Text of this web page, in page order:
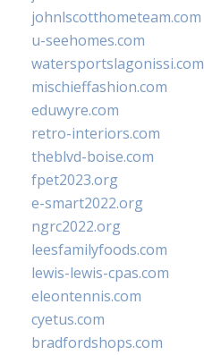
johnlscotthometeam.com
u-seehomes.com
watersportslagonissi.com
mischieffashion.com
eduwyre.com
retro-interiors.com
theblvd-boise.com
fpet2023.org
e-smart2022.org
ngrc2022.org
leesfamilyfoods.com
lewis-lewis-cpas.com
eleontennis.com
cyetus.com
bradfordshops.com